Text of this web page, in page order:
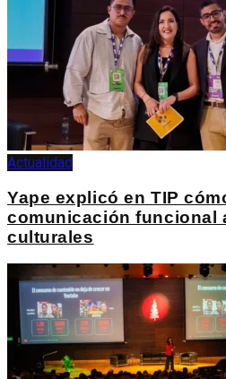
Actualidad
Yape explicó en TIP
comunicación funcional
culturales